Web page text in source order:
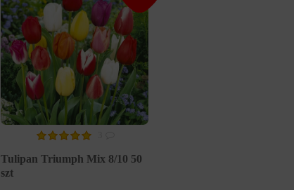
Tulipan Triumph Mix 8/10 50
szt